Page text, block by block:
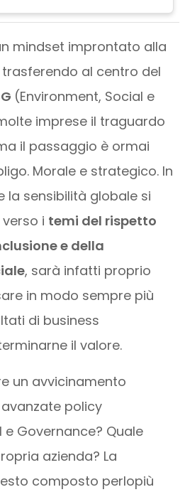
mindset improntato alla
al centro del
(Environment, Social e
imprese il traguardo
il passaggio è ormai
Morale e strategico. In
la sensibilità globale si
i temi del rispetto
e della
, sarà infatti proprio
in modo sempre più
di business
il valore.
un avvicinamento
policy
e Governance? Quale
azienda? La
composto perlopiù